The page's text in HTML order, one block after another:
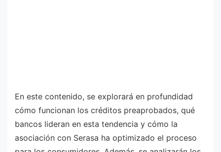
En este contenido, se explorará en profundidad
cómo funcionan los créditos preaprobados, qué
bancos lideran en esta tendencia y cómo la
asociación con Serasa ha optimizado el proceso